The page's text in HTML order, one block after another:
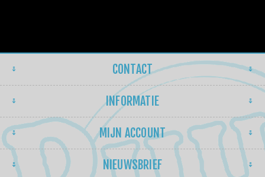
CONTACT
INFORMATIE
MIJN ACCOUNT
NIEUWSBRIEF